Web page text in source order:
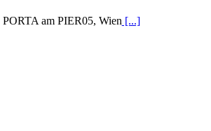
PORTA am PIER05, Wien [...]